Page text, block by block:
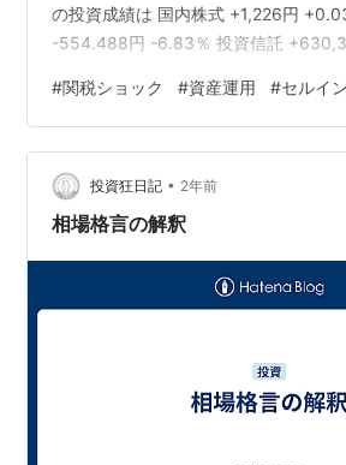
の投資成績は 国内株式 +1,226円
-554.488円 -6.83％ 投資信託
も伸びてくれれば良いのですが、トラ
間も迫り、状況によっては再度の大幅
かも知れない。 前回の下落時、ここ
てはみたものの、買付余力が乏しく、
落し続けるんじゃないかという不安で
#関税ショック #資産運用 #セルイ
投資狂日記 • 2年前
相場格言の解釈